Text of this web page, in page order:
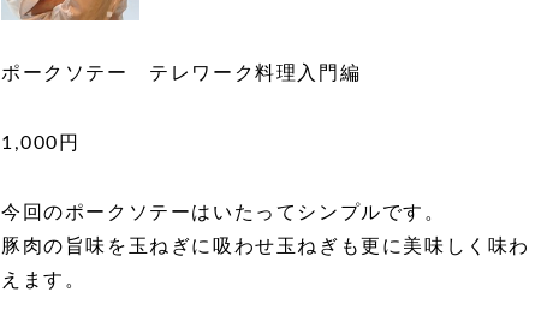
ポークソテー テレワーク料理入門編
1,000円
今回のポークソテーはいたってシンプルです。
豚肉の旨味を玉ねぎに吸わせ玉ねぎも更に美味しく味わ
えます。